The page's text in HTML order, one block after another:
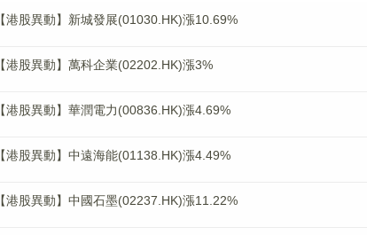
【港股異動】新城發展(01030.HK)漲10.69%
【港股異動】萬科企業(02202.HK)漲3%
【港股異動】華潤電力(00836.HK)漲4.69%
【港股異動】中遠海能(01138.HK)漲4.49%
【港股異動】中國石墨(02237.HK)漲11.22%